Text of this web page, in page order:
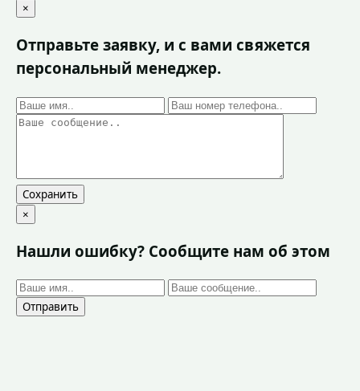
×
Отправьте заявку, и с вами свяжется
персональный менеджер.
Сохранить
×
Нашли ошибку? Сообщите нам об этом
Отправить